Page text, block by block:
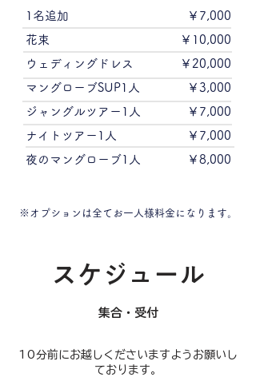
1名追加
花束
ウェディングドレス
マングローブSUP1人
ジャングルツアー1人
​ナイトツアー1人
夜のマングローブ1人
￥7,000
￥10,000
￥20,000
￥3,000
￥7,000
￥7,000
￥8,000
※オプションは全てお一人様料金になります。
​スケジュール
​集合・受付
​10分前にお越しくださいますようお願いし
ております。